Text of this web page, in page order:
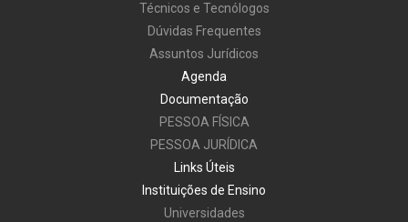
Técnicos e Tecnólogos
Dúvidas Frequentes
Assuntos Jurídicos
Agenda
Documentação
PESSOA FÍSICA
PESSOA JURÍDICA
Links Úteis
Instituições de Ensino
Universidades